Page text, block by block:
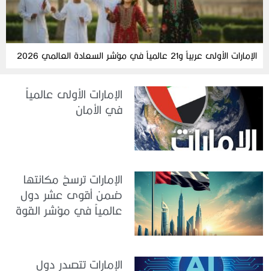
الإمارات الأولى عربياً و21 عالمياً في مؤشر السعادة العالمي 2026
الإمارات الأولى عالمياً
في الأمان
الإمارات ترسخ مكانتها
ضمن أقوى عشر دول
عالمياً في مؤشر القوة
الإمارات تتصدر دول